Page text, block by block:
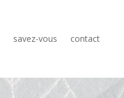
savez-vous contact